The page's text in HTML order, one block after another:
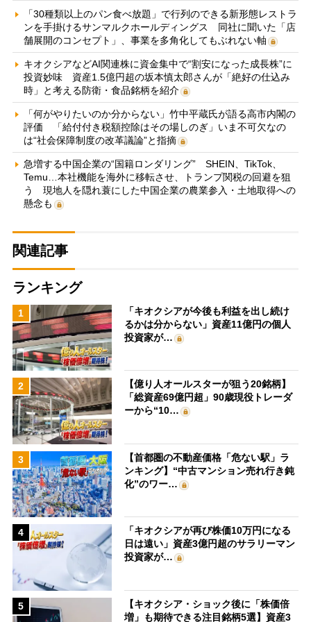
「30種類以上のパン食べ放題」で行列のできる新形態レストラ
ンを手掛けるサンマルクホールディングス 同社に聞いた「店
舗展開のコンセプト」、事業を多角化してもぶれない軸
キオクシアなどAI関連株に資金集中で“割安になった成長株”に
投資妙味 資産1.5億円超の坂本慎太郎さんが「絶好の仕込み
時」と考える防衛・食品銘柄を紹介
「何がやりたいのか分からない」竹中平蔵氏が語る高市内閣の
評価 「給付付き税額控除はその場しのぎ」いま不可欠なの
は“社会保障制度の改革議論”と指摘
急増する中国企業の“国籍ロンダリング” SHEIN、TikTok、
Temu…本社機能を海外に移転させ、トランプ関税の回避を狙
う 現地人を隠れ蓑にした中国企業の農業参入・土地取得への
懸念も
関連記事
ランキング
1
「キオクシアが今後も利益を出し続け
るかは分からない」資産11億円の個人
投資家が…
2
【億り人オールスターが狙う20銘柄】
「総資産69億円超」90歳現役トレーダ
ーから“10…
3
【首都圏の不動産価格「危ない駅」ラ
ンキング】“中古マンション売れ行き鈍
化”のワー…
4
「キオクシアが再び株価10万円になる
日は遠い」資産3億円超のサラリーマン
投資家が…
5
【キオクシア・ショック後に「株価倍
増」も期待できる注目銘柄5選】資産3